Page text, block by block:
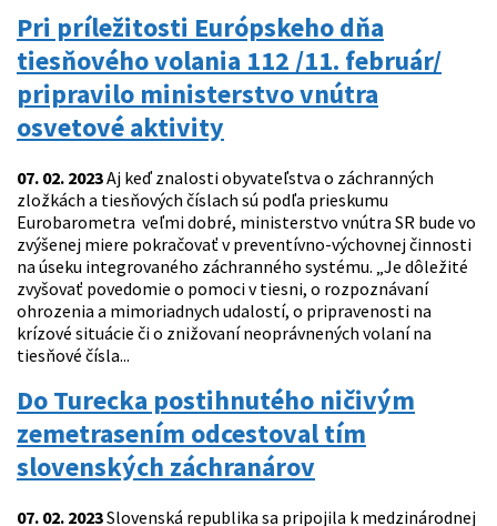
Pri príležitosti Európskeho dňa
tiesňového volania 112 /11. február/
pripravilo ministerstvo vnútra
osvetové aktivity
07. 02. 2023Aj keď znalosti obyvateľstva o záchranných
zložkách a tiesňových číslach sú podľa prieskumu
Eurobarometra veľmi dobré, ministerstvo vnútra SR bude vo
zvýšenej miere pokračovať v preventívno-výchovnej činnosti
na úseku integrovaného záchranného systému. „Je dôležité
zvyšovať povedomie o pomoci v tiesni, o rozpoznávaní
ohrozenia a mimoriadnych udalostí, o pripravenosti na
krízové situácie či o znižovaní neoprávnených volaní na
tiesňové čísla...
Do Turecka postihnutého ničivým
zemetrasením odcestoval tím
slovenských záchranárov
07. 02. 2023Slovenská republika sa pripojila k medzinárodnej